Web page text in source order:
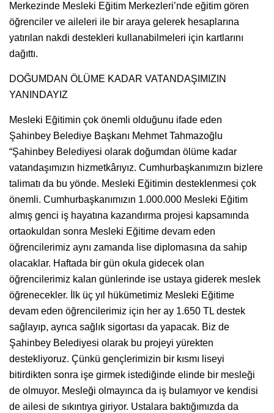
Merkezinde Mesleki Eğitim Merkezleri’nde eğitim gören
öğrenciler ve aileleri ile bir araya gelerek hesaplarına
yatırılan nakdi destekleri kullanabilmeleri için kartlarını
dağıttı.
DOĞUMDAN ÖLÜME KADAR VATANDAŞIMIZIN
YANINDAYIZ
Mesleki Eğitimin çok önemli olduğunu ifade eden
Şahinbey Belediye Başkanı Mehmet Tahmazoğlu
“Şahinbey Belediyesi olarak doğumdan ölüme kadar
vatandaşımızın hizmetkârıyız. Cumhurbaşkanımızın bizlere
talimatı da bu yönde. Mesleki Eğitimin desteklenmesi çok
önemli. Cumhurbaşkanımızın 1.000.000 Mesleki Eğitim
almış genci iş hayatına kazandırma projesi kapsamında
ortaokuldan sonra Mesleki Eğitime devam eden
öğrencilerimiz aynı zamanda lise diplomasına da sahip
olacaklar. Haftada bir gün okula gidecek olan
öğrencilerimiz kalan günlerinde ise ustaya giderek meslek
öğrenecekler. İlk üç yıl hükümetimiz Mesleki Eğitime
devam eden öğrencilerimiz için her ay 1.650 TL destek
sağlayıp, ayrıca sağlık sigortası da yapacak. Biz de
Şahinbey Belediyesi olarak bu projeyi yürekten
destekliyoruz. Çünkü gençlerimizin bir kısmı liseyi
bitirdikten sonra işe girmek istediğinde elinde bir mesleği
de olmuyor. Mesleği olmayınca da iş bulamıyor ve kendisi
de ailesi de sıkıntıya giriyor. Ustalara baktığımızda da